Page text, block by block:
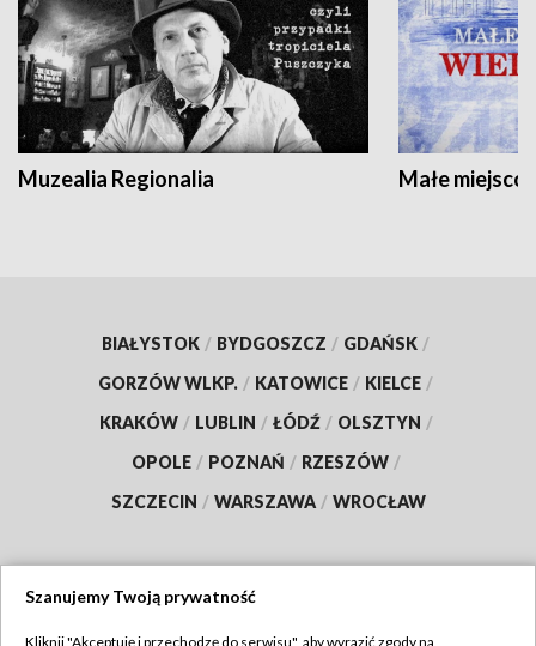
Muzealia Regionalia Małe
BIAŁYSTOK / BYDGOSZCZ / GDAŃSK /
GORZÓW WLKP. / KATOWICE / KIELCE /
KRAKÓW / LUBLIN / ŁÓDŹ / OLSZTYN /
OPOLE / POZNAŃ / RZESZÓW /
SZCZECIN / WARSZAWA / WROCŁAW
Szanujemy Twoją prywatność
Kliknij "Akceptuję i przechodzę do serwisu", aby wyrazić zgody na